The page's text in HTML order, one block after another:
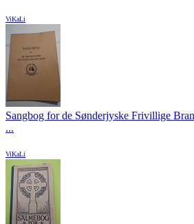
ViKaLi
Sangbog for de Sønderjyske Frivillige
...
ViKaLi